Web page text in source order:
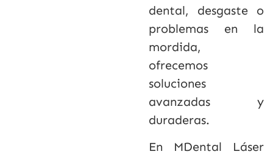
dental, desgaste o
problemas en la
mordida,
ofrecemos
soluciones
avanzadas y
duraderas.
En MDental Láser